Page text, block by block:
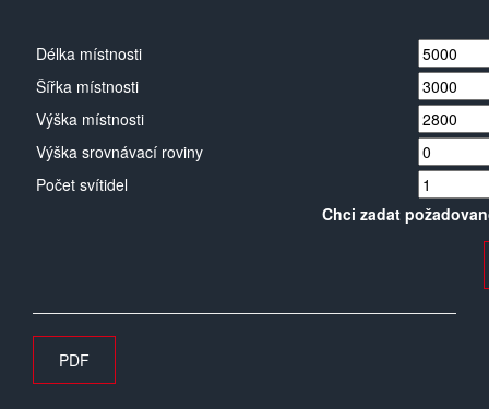
Délka místnosti
Šířka místnosti
Výška místnosti
Výška srovnávací roviny
Počet svítidel
Chci zadat